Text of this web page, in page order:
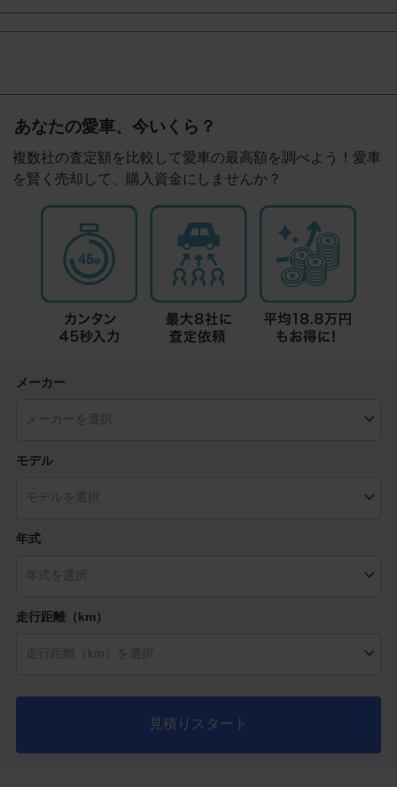
あなたの愛車、今いくら？
複数社の査定額を比較して愛車の最高額を調べよう！愛車
を賢く売却して、購入資金にしませんか？
メーカー
モデル
年式
走行距離（km）
見積りスタート